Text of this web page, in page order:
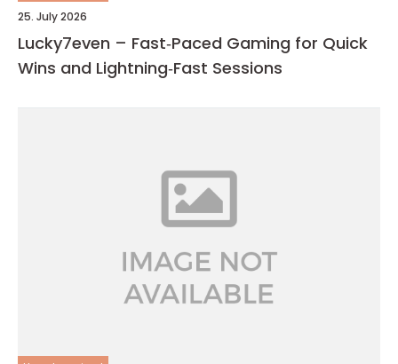
25. July 2026
Lucky7even – Fast‑Paced Gaming for Quick
Wins and Lightning‑Fast Sessions